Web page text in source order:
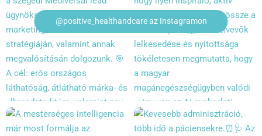
@positive_healthandcare az Instagramon